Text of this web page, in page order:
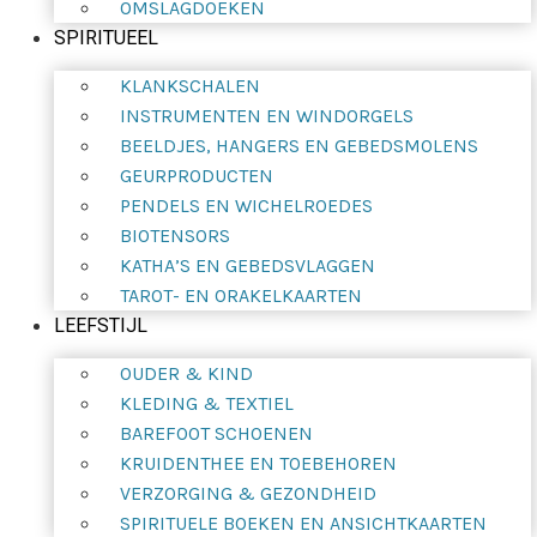
OMSLAGDOEKEN
SPIRITUEEL
KLANKSCHALEN
INSTRUMENTEN EN WINDORGELS
BEELDJES, HANGERS EN GEBEDSMOLENS
GEURPRODUCTEN
PENDELS EN WICHELROEDES
BIOTENSORS
KATHA’S EN GEBEDSVLAGGEN
TAROT- EN ORAKELKAARTEN
LEEFSTIJL
OUDER & KIND
KLEDING & TEXTIEL
BAREFOOT SCHOENEN
KRUIDENTHEE EN TOEBEHOREN
VERZORGING & GEZONDHEID
SPIRITUELE BOEKEN EN ANSICHTKAARTEN